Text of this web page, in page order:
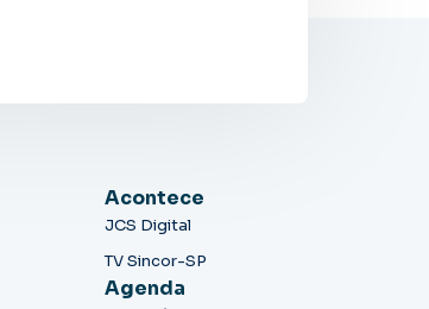
Acontece
JCS Digital
TV Sincor-SP
Agenda